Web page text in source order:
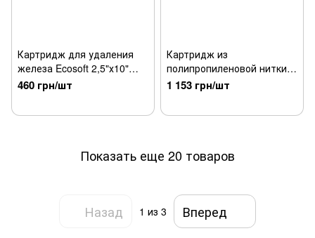
Картридж для удаления
железа Ecosoft 2,5"х10"
(Основное)
460 грн/шт
Картридж из
полипропиленовой нитки
Ecosoft 4,5"х20" 20 мкм
1 153 грн/шт
Показать еще 20 товаров
Назад 1 из 3 Вперед